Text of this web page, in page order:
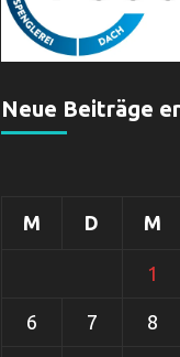
Neue Beiträge
M D M
1
6 7 8